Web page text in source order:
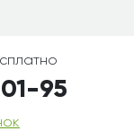
95